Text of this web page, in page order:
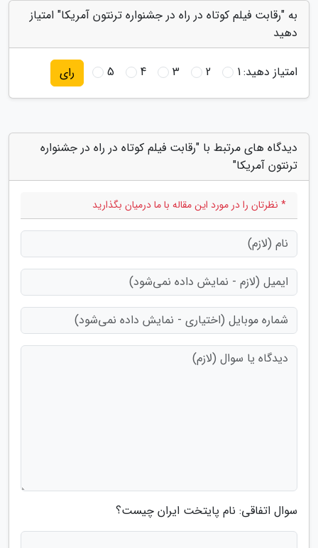
به "رقابت فیلم کوتاه در راه در جشنواره ترنتون آمریکا" امتیاز
دهید
امتیاز دهید:1
2
3
4
5 رای
دیدگاه های مرتبط با "رقابت فیلم کوتاه در راه در جشنواره
ترنتون آمریکا"
* نظرتان را در مورد این مقاله با ما درمیان بگذارید
سوال اتفاقی: نام پایتخت ایران چیست؟